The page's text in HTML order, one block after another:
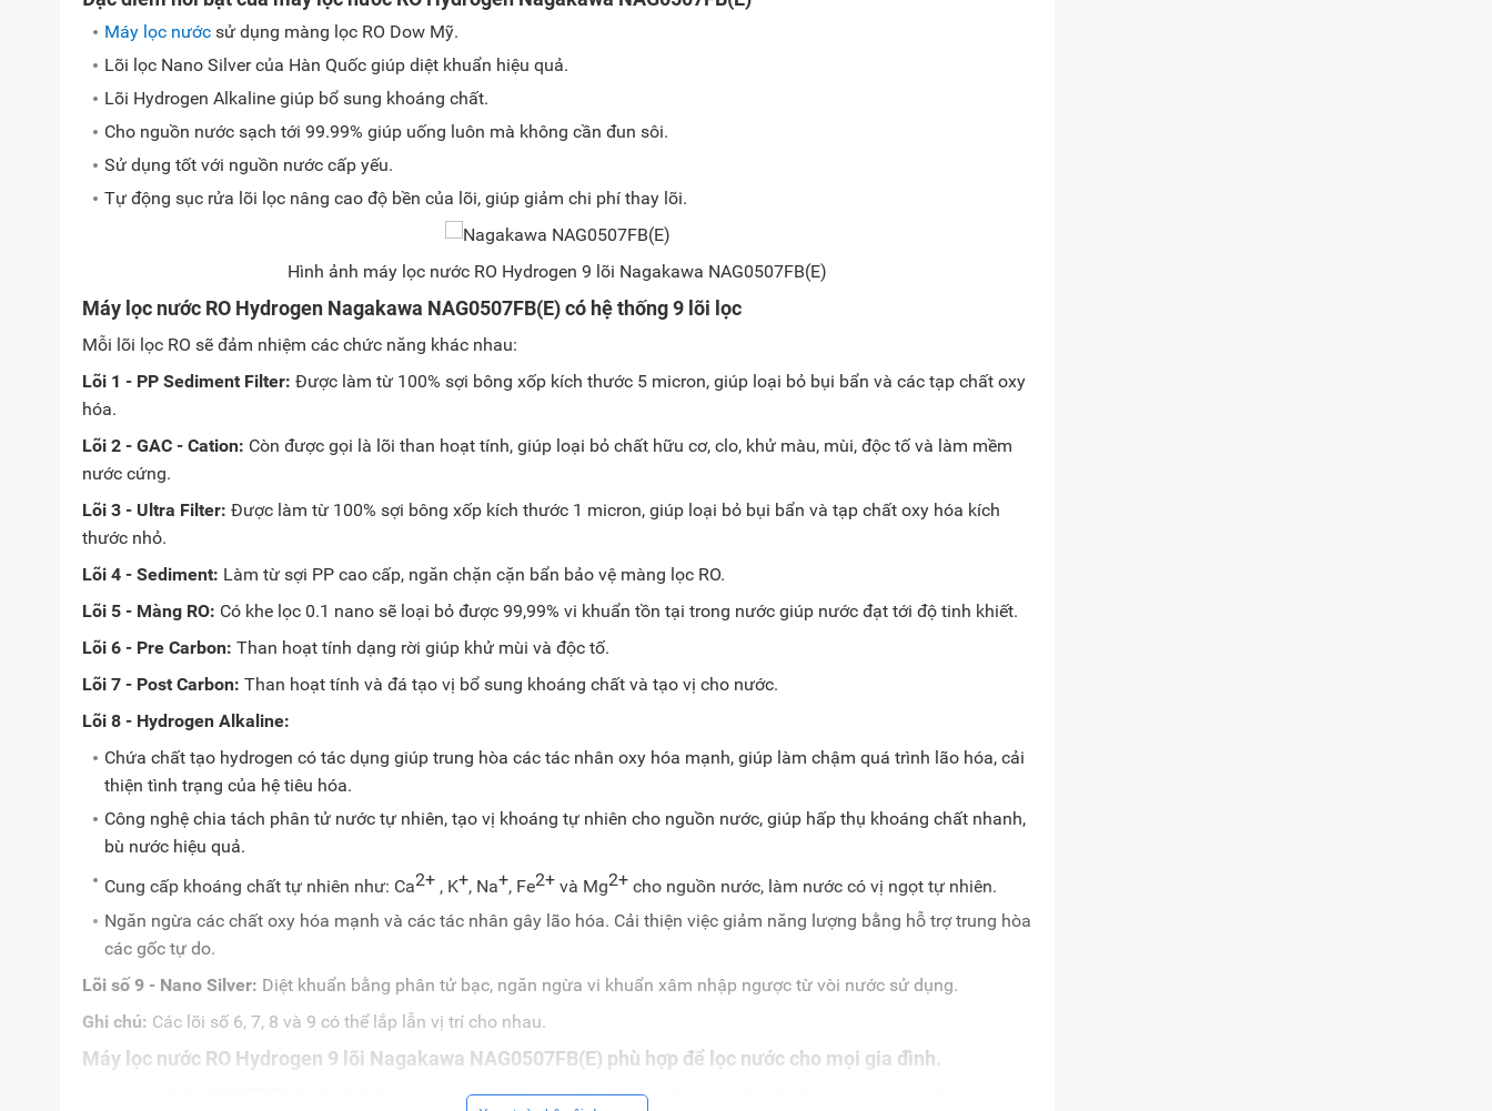
Máy lọc nước sử dụng màng lọc RO Dow Mỹ.
Lõi lọc Nano Silver của Hàn Quốc giúp diệt khuẩn hiệu quả.
Lõi Hydrogen Alkaline giúp bổ sung khoáng chất.
Cho nguồn nước sạch tới 99.99% giúp uống luôn mà không cần đun sôi.
Sử dụng tốt với nguồn nước cấp yếu.
Tự động sục rửa lõi lọc nâng cao độ bền của lõi, giúp giảm chi phí thay lõi.
Hình ảnh máy lọc nước RO Hydrogen 9 lõi Nagakawa NAG0507FB(E)
Máy lọc nước RO Hydrogen Nagakawa NAG0507FB(E) có hệ thống 9 lõi lọc
Mỗi lõi lọc RO sẽ đảm nhiệm các chức năng khác nhau:
Lõi 1 - PP Sediment Filter: Được làm từ 100% sợi bông xốp kích thước 5 micron, giúp loại bỏ bụi bẩn và các tạp chất oxy
hóa.
Lõi 2 - GAC - Cation: Còn được gọi là lõi than hoạt tính, giúp loại bỏ chất hữu cơ, clo, khử màu, mùi, độc tố và làm mềm
nước cứng.
Lõi 3 - Ultra Filter: Được làm từ 100% sợi bông xốp kích thước 1 micron, giúp loại bỏ bụi bẩn và tạp chất oxy hóa kích
thước nhỏ.
Lõi 4 - Sediment: Làm từ sợi PP cao cấp, ngăn chặn cặn bẩn bảo vệ màng lọc RO.
Lõi 5 - Màng RO: Có khe lọc 0.1 nano sẽ loại bỏ được 99,99% vi khuẩn tồn tại trong nước giúp nước đạt tới độ tinh khiết.
Lõi 6 - Pre Carbon: Than hoạt tính dạng rời giúp khử mùi và độc tố.
Lõi 7 - Post Carbon: Than hoạt tính và đá tạo vị bổ sung khoáng chất và tạo vị cho nước.
Lõi 8 - Hydrogen Alkaline:
Chứa chất tạo hydrogen có tác dụng giúp trung hòa các tác nhân oxy hóa mạnh, giúp làm chậm quá trình lão hóa, cải
thiện tình trạng của hệ tiêu hóa.
Công nghệ chia tách phân tử nước tự nhiên, tạo vị khoáng tự nhiên cho nguồn nước, giúp hấp thụ khoáng chất nhanh,
bù nước hiệu quả.
Cung cấp khoáng chất tự nhiên như: Ca2+ , K+, Na+, Fe2+ và Mg2+ cho nguồn nước, làm nước có vị ngọt tự nhiên.
Ngăn ngừa các chất oxy hóa mạnh và các tác nhân gây lão hóa. Cải thiện việc giảm năng lượng bằng hỗ trợ trung hòa
các gốc tự do.
Lõi số 9 - Nano Silver: Diệt khuẩn bằng phân tử bạc, ngăn ngừa vi khuẩn xâm nhập ngược từ vòi nước sử dụng.
Ghi chú: Các lõi số 6, 7, 8 và 9 có thể lắp lẫn vị trí cho nhau.
Máy lọc nước RO Hydrogen 9 lõi Nagakawa NAG0507FB(E) phù hợp để lọc nước cho mọi gia đình.
NAG0507FB(E) thiết kế phần vỏ tủ làm từ thép cao cấp, phần mặt trước bằng kính cường lực in hình bàn tay